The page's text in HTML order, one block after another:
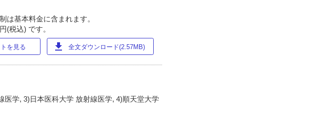
は基本料金に含まれます。
(税込) です。
を見る download 全文ダウンロード(2.57MB)
学, 3)日本医科大学 放射線医学, 4)順天堂大学